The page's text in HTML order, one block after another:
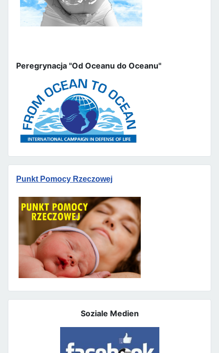
Peregrynacja "Od Oceanu do Oceanu"
Punkt Pomocy Rzeczowej
Soziale Medien